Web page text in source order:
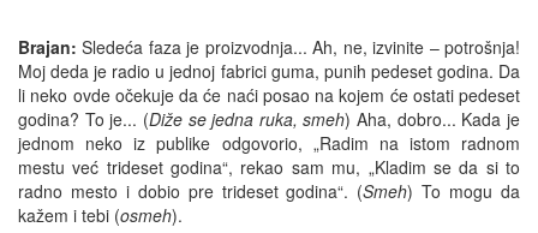
Brajan: Sledeća faza je proizvodnja... Ah, ne, izvinite – potrošnja!
Moj deda je radio u jednoj fabrici guma, punih pedeset godina. Da
li neko ovde očekuje da će naći posao na kojem će ostati pedeset
godina? To je... (Diže se jedna ruka, smeh) Aha, dobro... Kada je
jednom neko iz publike odgovorio, „Radim na istom radnom
mestu već trideset godina“, rekao sam mu, „Kladim se da si to
radno mesto i dobio pre trideset godina“. (Smeh) To mogu da
kažem i tebi (osmeh).